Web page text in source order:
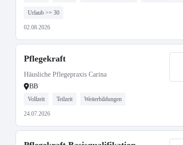
Urlaub >= 30
02.08.2026
Pflegekraft
Häusliche Pflegepraxis Carina
BB
Vollzeit Teilzeit Weiterbildungen
24.07.2026